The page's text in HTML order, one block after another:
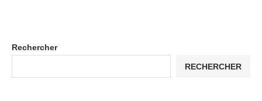
Rechercher
RECHERCHER